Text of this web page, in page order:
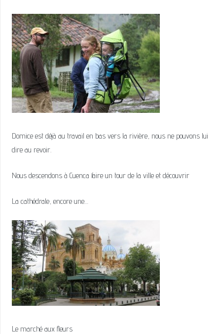
Domice est déjà au travail en bas vers la rivière, nous ne pouvons lui
dire au revoir.
Nous descendons à Cuenca faire un tour de la ville et découvrir
La cathédrale, encore une…
Le marché aux fleurs